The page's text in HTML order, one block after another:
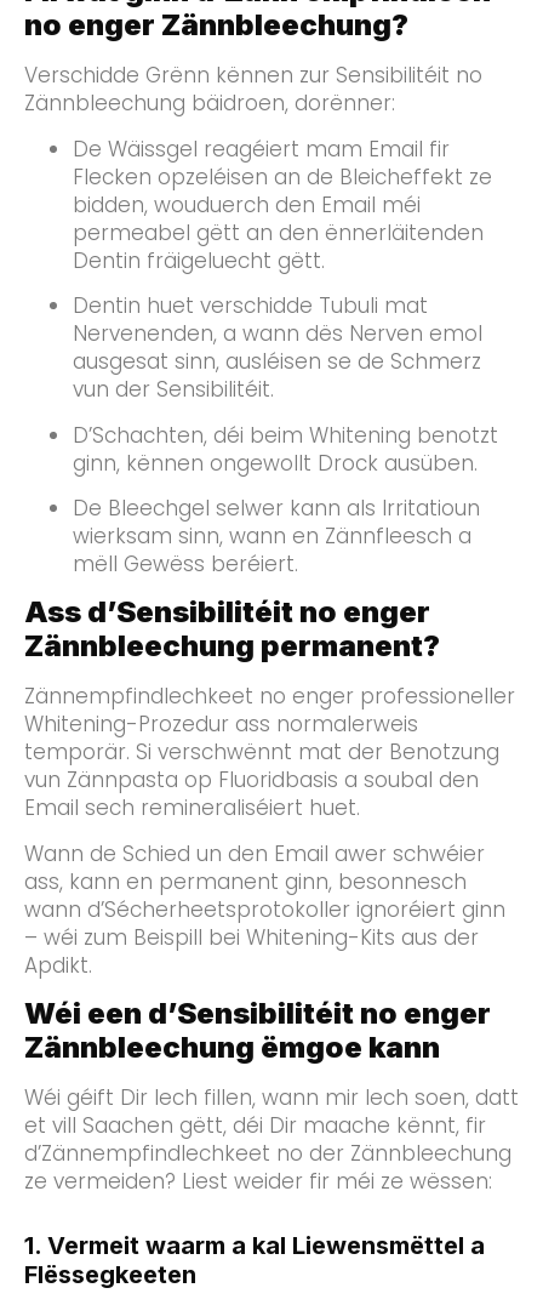
no enger Zännbleechung?
Verschidde Grënn kënnen zur Sensibilitéit no
Zännbleechung bäidroen, dorënner:
De Wäissgel reagéiert mam Email fir
Flecken opzeléisen an de Bleicheffekt ze
bidden, wouduerch den Email méi
permeabel gëtt an den ënnerläitenden
Dentin fräigeluecht gëtt.
Dentin huet verschidde Tubuli mat
Nervenenden, a wann dës Nerven emol
ausgesat sinn, ausléisen se de Schmerz
vun der Sensibilitéit.
D’Schachten, déi beim Whitening benotzt
ginn, kënnen ongewollt Drock ausüben.
De Bleechgel selwer kann als Irritatioun
wierksam sinn, wann en Zännfleesch a
mëll Gewëss beréiert.
Ass d’Sensibilitéit no enger
Zännbleechung permanent?
Zännempfindlechkeet no enger professioneller
Whitening-Prozedur ass normalerweis
temporär. Si verschwënnt mat der Benotzung
vun Zännpasta op Fluoridbasis a soubal den
Email sech remineraliséiert huet.
Wann de Schied un den Email awer schwéier
ass, kann en permanent ginn, besonnesch
wann d’Sécherheetsprotokoller ignoréiert ginn
– wéi zum Beispill bei Whitening-Kits aus der
Apdikt.
Wéi een d’Sensibilitéit no enger
Zännbleechung ëmgoe kann
Wéi géift Dir Iech fillen, wann mir Iech soen, datt
et vill Saachen gëtt, déi Dir maache kënnt, fir
d’Zännempfindlechkeet no der Zännbleechung
ze vermeiden? Liest weider fir méi ze wëssen:
1. Vermeit waarm a kal Liewensmëttel a
Flëssegkeeten